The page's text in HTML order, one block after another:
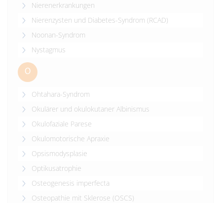
Nierenerkrankungen
Nierenzysten und Diabetes-Syndrom (RCAD)
Noonan-Syndrom
Nystagmus
O
Ohtahara-Syndrom
Okulärer und okulokutaner Albinismus
Okulofaziale Parese
Okulomotorische Apraxie
Opsismodysplasie
Optikusatrophie
Osteogenesis imperfecta
Osteopathie mit Sklerose (OSCS)